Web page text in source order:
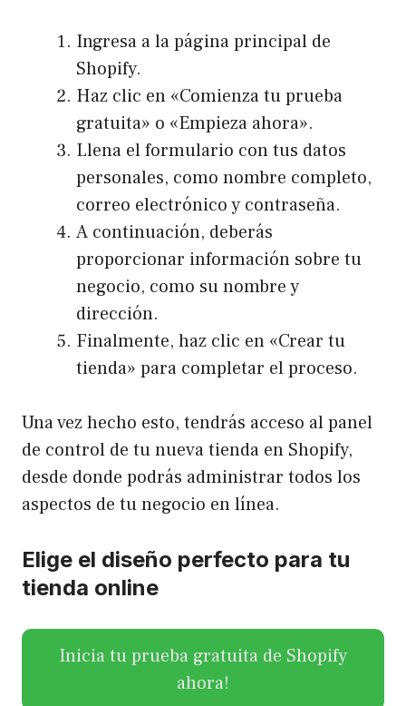
Ingresa a la página principal de
Shopify.
Haz clic en «Comienza tu prueba
gratuita» o «Empieza ahora».
Llena el formulario con tus datos
personales, como nombre completo,
correo electrónico y contraseña.
A continuación, deberás
proporcionar información sobre tu
negocio, como su nombre y
dirección.
Finalmente, haz clic en «Crear tu
tienda» para completar el proceso.
Una vez hecho esto, tendrás acceso al panel
de control de tu nueva tienda en Shopify,
desde donde podrás administrar todos los
aspectos de tu negocio en línea.
Elige el diseño perfecto para tu
tienda online
Inicia tu prueba gratuita de Shopify
ahora!